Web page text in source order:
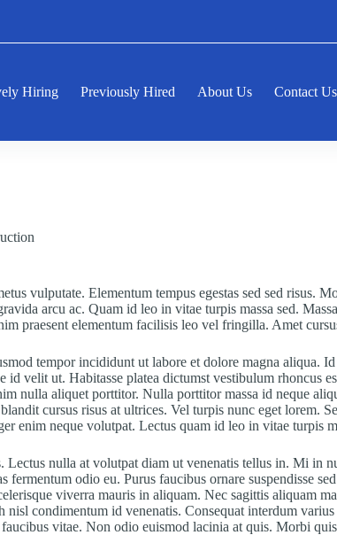
Hiring Previously Hired About Us Contact Us
vulputate. Elementum tempus egestas sed sed risus.
arcu ac. Quam id leo in vitae turpis massa sed.
praesent elementum facilisis leo vel fringilla. Amet
tempor incididunt ut labore et dolore magna aliqua.
velit ut. Habitasse platea dictumst vestibulum rhoncus
nulla aliquet porttitor. Nulla porttitor massa id neque
cursus risus at ultrices. Vel turpis nunc eget lorem.
enim neque volutpat. Lectus quam id leo in vitae turpis
nulla at volutpat diam ut venenatis tellus in. Mi in
fermentum odio eu. Purus faucibus ornare suspendisse
viverra mauris in aliquam. Nec sagittis aliquam
condimentum id venenatis. Consequat interdum
vitae. Non odio euismod lacinia at quis. Morbi